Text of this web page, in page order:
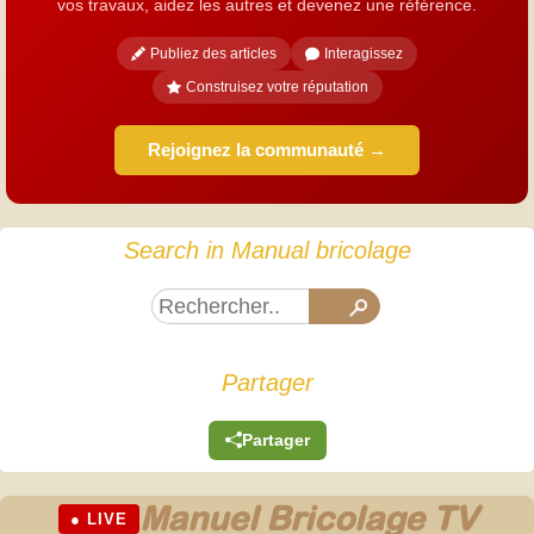
vos travaux, aidez les autres et devenez une référence.
Publiez des articles
Interagissez
Construisez votre réputation
Rejoignez la communauté →
Search in Manual bricolage
Partager
Partager
● LIVE Manuel Bricolage TV